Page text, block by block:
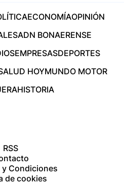
ECONOMÍAOPINIÓN
ADN BONAERENSE
EMPRESASDEPORTES
HOYMUNDO MOTOR
HISTORIA
RSS
y Condiciones
de cookies